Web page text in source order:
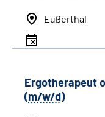
Eußerthal
Ergotherapeut
(m/w/d)